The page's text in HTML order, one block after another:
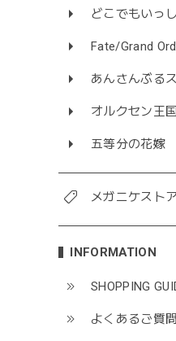
どこでもいっ
Fate/Grand
あんさんぶる
オルクセン王
五等分の花嫁
メガニケスト
INFORMATION
SHOPPING
よくあるご質問